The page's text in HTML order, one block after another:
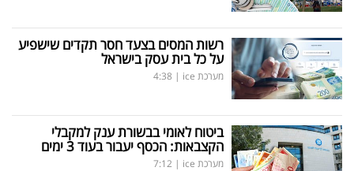
רשות המסים בצעד חסר תקדים שישפיע
על כל בית עסק בישראל
מערכת ice |
4:38
ביטוח לאומי בבשורת ענק למקבלי
הקצבאות: הכסף יעבור בעוד 3 ימים
מערכת ice |
7:12